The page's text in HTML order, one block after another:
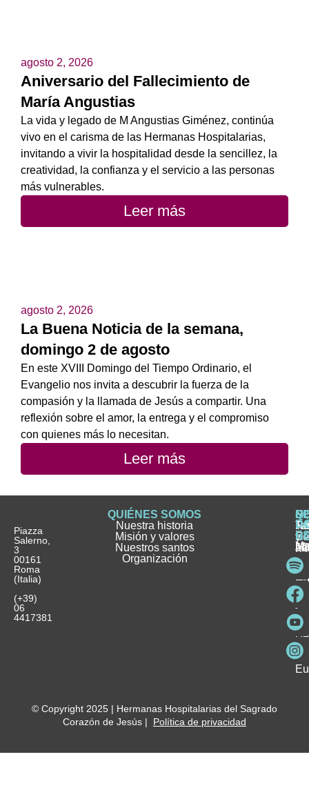
agosto 2, 2026
Aniversario del Fallecimiento de
María Angustias
La vida y legado de M Angustias Giménez, continúa
vivo en el carisma de las Hermanas Hospitalarias,
invitando a vivir la hospitalidad desde la sencillez, la
creatividad, la confianza y el servicio a las personas
más vulnerables.
Leer más
agosto 2, 2026
La Buena Noticia de la semana,
domingo 2 de agosto
En este XVIII Domingo del Tiempo Ordinario, el
Evangelio nos invita a descubrir la fuerza de la
compasión y la llamada de Jesús a compartir. Una
reflexión sobre el amor, la entrega y el compromiso
con quienes más lo necesitan.
Leer más
Piazza
Salerno,
3
00161
Roma
(Italia)
(+39)
06
4417381
QUIÉNES SOMOS
Nuestra historia
Misión y valores
Nuestros santos
Organización
e
y
y
© Copyright 2025 | Hermanas Hospitalarias del Sagrado
Corazón de Jesús | Política de privacidad